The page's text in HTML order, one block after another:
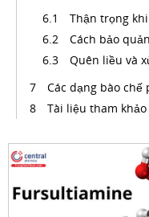
Thận trọng
Cách bảo
Quên liều và
Các dạng bào chế
Tài liệu tham khảo